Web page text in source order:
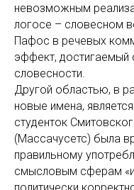
невозможным
логосе – словесном
Пафос в речевых
эффект,
словесности.
Другой областью, в
новые имена,
студенток
(Массачусетс) была
правильному
смысловым сферам